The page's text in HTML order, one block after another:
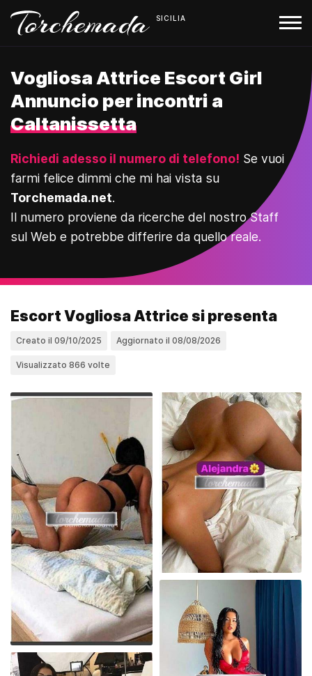
SICILIA
Vogliosa Attrice Escort Girl
Annuncio per incontri a
Caltanissetta
Richiedi adesso il numero di telefono! Se vuoi
farmi felice dimmi che mi hai vista su
Torchemada.net.
Il numero proviene da ricerche del nostro Staff
sul Web e potrebbe differire da quello reale.
Escort Vogliosa Attrice si presenta
Creato il 09/10/2025 Aggiornato il 08/08/2026
Visualizzato 866 volte